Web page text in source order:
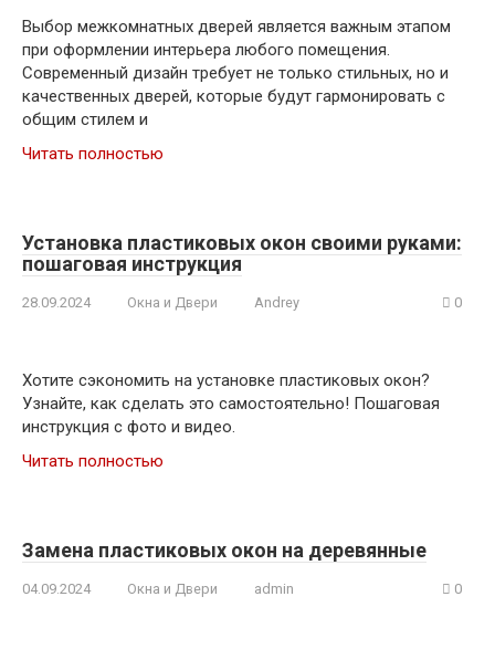
Выбор межкомнатных дверей является важным этапом
при оформлении интерьера любого помещения.
Современный дизайн требует не только стильных, но и
качественных дверей, которые будут гармонировать с
общим стилем и
Читать полностью
Установка пластиковых окон своими руками:
пошаговая инструкция
28.09.2024 Окна и Двери Andrey 0
Хотите сэкономить на установке пластиковых окон?
Узнайте, как сделать это самостоятельно! Пошаговая
инструкция с фото и видео.
Читать полностью
Замена пластиковых окон на деревянные
04.09.2024 Окна и Двери admin 0